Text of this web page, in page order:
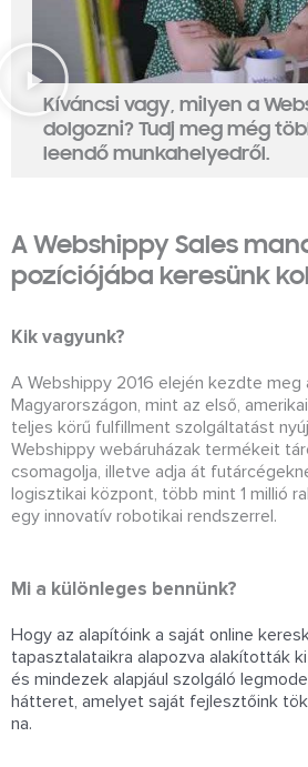
Kíváncsi vagy, milyen a
dolgozni? Tudj meg még
leendő munkahelyedről.
A Webshippy Sales
pozíciójába keresünk
Kik vagyunk?
A Webshippy 2016 elején kezdte meg
Magyarországon, mint az első,
teljes körű fulfillment szolgáltatást
Webshippy webáruházak termékeit
csomagolja, illetve adja át
logisztikai központ, több mint 1 millió
egy innovatív robotikai rendszerrel.
Mi a különleges bennünk?
Hogy az alapítóink a saját online
tapasztalataikra alapozva alakították
és mindezek alapjául szolgáló
hátteret, amelyet saját fejlesztőink
na.